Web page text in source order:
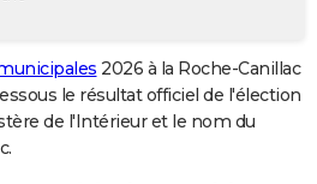
2026 à la Roche-Canillac
le résultat officiel de l'élection
de l'Intérieur et le nom du